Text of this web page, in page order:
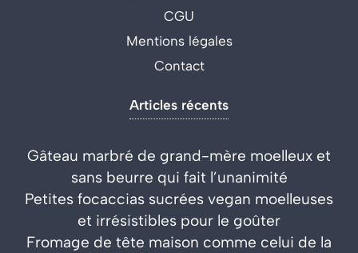
CGU
Mentions légales
Contact
Articles récents
Gâteau marbré de grand-mère moelleux et
sans beurre qui fait l’unanimité
Petites focaccias sucrées vegan moelleuses
et irrésistibles pour le goûter
Fromage de tête maison comme celui de la